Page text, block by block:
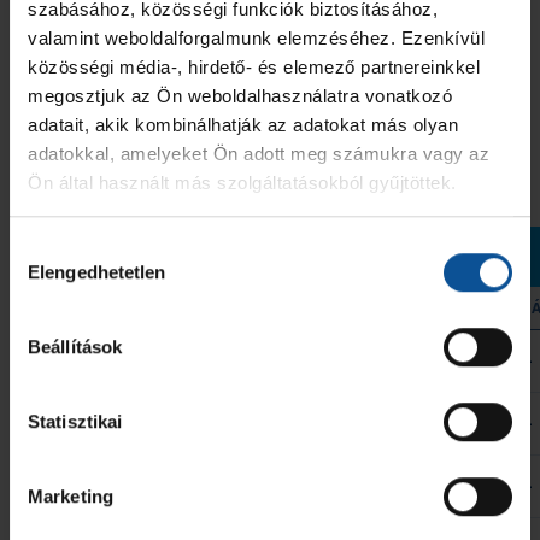
szabásához, közösségi funkciók biztosításához,
valamint weboldalforgalmunk elemzéséhez. Ezenkívül
közösségi média-, hirdető- és elemező partnereinkkel
megosztjuk az Ön weboldalhasználatra vonatkozó
adatait, akik kombinálhatják az adatokat más olyan
adatokkal, amelyeket Ön adott meg számukra vagy az
Ön által használt más szolgáltatásokból gyűjtöttek.
kiválasztása
Elengedhetetlen
Beállítások
Statisztikai
Marketing
OTP Bank-Pick Szeged
JEL HIVATALOS SZEMÉLY NEVE 2 PERC SÁRGA KIZÁR MINŐSÍTÉSE
Szabó Péter - - Vezetőedző
ÖSSZESEN 0 0 0
1 Perity Korvin - -
3 Dávid Olivér - -
8 Kovács Roland - -